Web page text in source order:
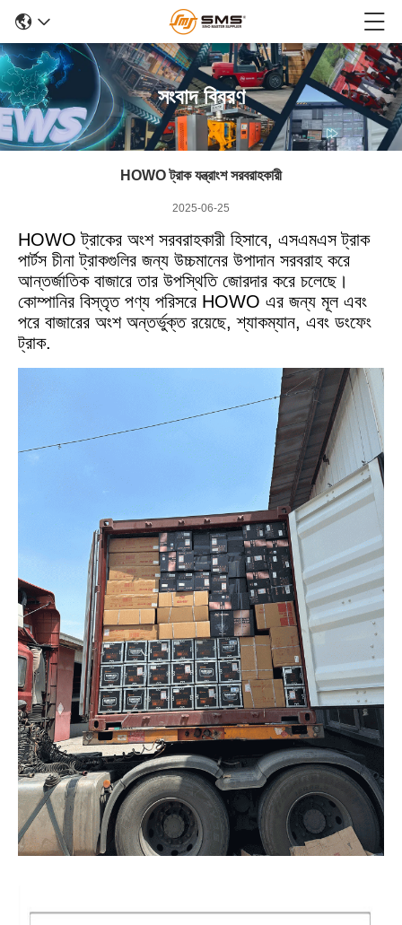
সংবাদ বিবরণ
HOWO ট্রাক যন্ত্রাংশ সরবরাহকারী
2025-06-25
HOWO ট্রাকের অংশ সরবরাহকারী হিসাবে, এসএমএস ট্রাক
পার্টস চীনা ট্রাকগুলির জন্য উচ্চমানের উপাদান সরবরাহ করে
আন্তর্জাতিক বাজারে তার উপস্থিতি জোরদার করে চলেছে।
কোম্পানির বিস্তৃত পণ্য পরিসরে HOWO এর জন্য মূল এবং
পরে বাজারের অংশ অন্তর্ভুক্ত রয়েছে, শ্যাকম্যান, এবং ডংফেং
ট্রাক.